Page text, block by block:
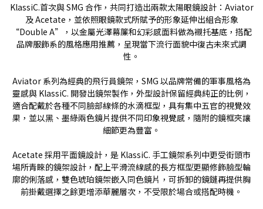
KlassiC.首次與 SMG 合作，共同打造出兩款太陽眼鏡設計：Aviator
及 Acetate，並依照眼鏡款式所賦予的形象延伸出組合形象
“Double A”，以金屬光澤幕簾和幻彩感面料做為襯托基底，搭配
品牌服飾系的風格應用推薦，呈現當下流行面貌中復古未來式調
性。
Aviator 系列為經典的飛行員鏡架，SMG 以品牌常備的軍事風格為
靈感與 KlassiC. 開發出鏡架製作，外型設計保留經典純正的比例，
適合配戴於各種不同臉部線條的水滴框型，具有集中五官的視覺效
果，並以黑、墨綠兩色鏡片提供不同印象視覺感，隨附的鏡框夾讓
細節更為豐富。
Acetate 採用平面鏡設計，是 KlassiC. 手工鏡架系列中更受街頭市
場所青睞的鏡架設計，配上平滑流線感的長方框型更顯修飾臉型輪
廓的俐落感，雙色琥珀鏡架嵌入同色鏡片，可拆卸的鏡鏈再提供胸
前掛戴選擇之餘更增添華麗層次，不受限於場合或搭配時機。